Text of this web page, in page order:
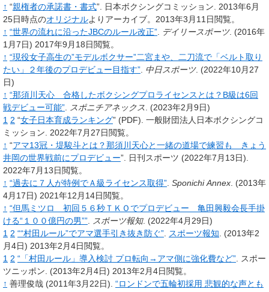
↑ “親権者の承諾書・書式”. 日本ボクシングコミッション. 2013年6月
25日時点のオリジナルよりアーカイブ。2013年3月11日閲覧。
↑ “世界の流れに沿ったJBCのルール改正”. デイリースポーツ. (2016年
1月7日) 2017年9月18日閲覧。
↑ “現役女子高生の”モデルボクサー”二宮まや、二刀流で「ベルト取り
たい」２年後のプロデビュー目指す”. 中日スポーツ. (2022年10月27
日)
↑ “那須川天心 合格したボクシングプロライセンスとは？B級は6回
戦デビュー可能”. スポニチアネックス. (2023年2月9日)
1 2 “女子日本育成ランキング” (PDF). 一般財団法人日本ボクシングコ
ミッション. 2022年7月27日閲覧。
↑ “アマ13冠・堤駿斗とは？那須川天心と一緒の道場で練習も きょう
井岡の世界戦前にプロデビュー”. 日刊スポーツ (2022年7月13日).
2022年7月13日閲覧。
↑ “過去に７人が特例でＡ級ライセンス取得”. Sponichi Annex. (2013年
4月17日) 2021年12月14日閲覧。
↑ “但馬ミツロ 初回５６秒ＴＫＯでプロデビュー 亀田興毅会長手掛
ける“１００億円の男””. スポーツ報知. (2022年4月29日)
1 2 ““村田ルール”でアマ選手引き抜き防ぐ”. スポーツ報知. (2013年2
月4日) 2013年2月4日閲覧。
1 2 “「村田ルール」導入検討 プロ転向→アマ側に強化費など”. スポー
ツニッポン. (2013年2月4日) 2013年2月4日閲覧。
↑ 善理俊哉 (2011年3月22日). “ロンドンで五輪初採用 悲観的な声とも